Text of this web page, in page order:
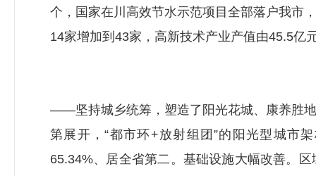
个，国家在川高效节水示范项目全部落户我市
14家增加到43家，高新技术产业产值由45.5亿
——坚持城乡统筹，塑造了阳光花城、康养胜
第展开，“都市环+放射组团”的阳光型城市
65.34%、居全省第二。基础设施大幅改善。